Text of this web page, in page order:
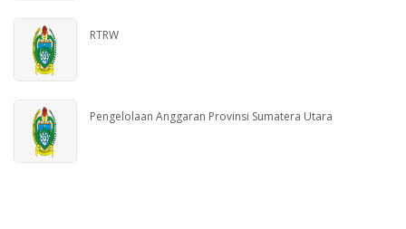
RTRW
Pengelolaan Anggaran Provinsi Sumatera Utara